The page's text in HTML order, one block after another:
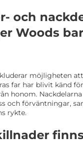
och
Woods
möjligheten
far har blivit känd
honom.
och förväntningar,
rykte.